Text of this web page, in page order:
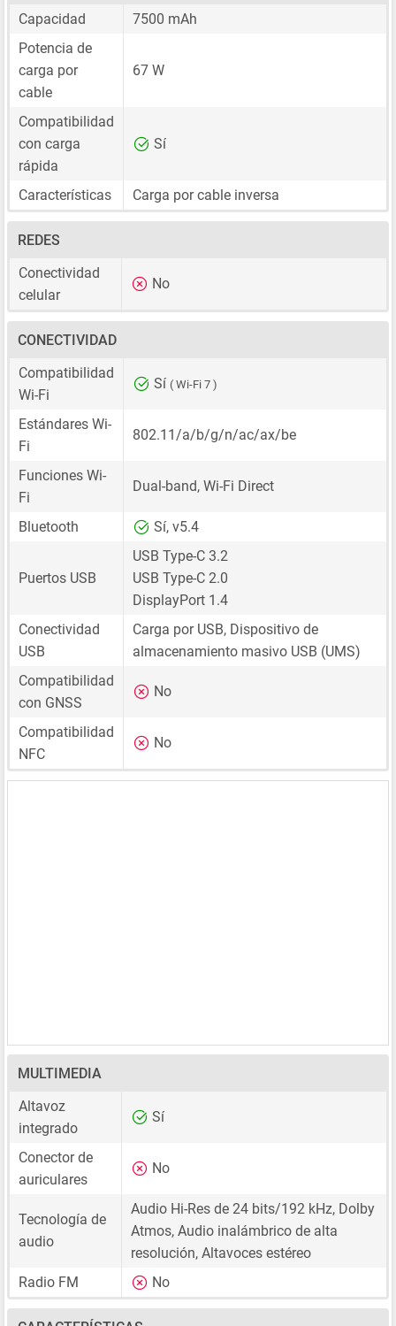
Capacidad
7500 mAh
Potencia de
carga por
cable
67 W
Compatibilidad
con carga
rápida
Sí
Características Carga por cable inversa
REDES
Conectividad
celular
No
CONECTIVIDAD
Compatibilidad
Wi-Fi
Sí ( Wi-Fi 7 )
Estándares Wi-
Fi
802.11/a/b/g/n/ac/ax/be
Funciones Wi-
Fi
Dual-band, Wi-Fi Direct
Bluetooth Sí, v5.4
Puertos USB
USB Type-C 3.2
USB Type-C 2.0
DisplayPort 1.4
Conectividad
USB
Carga por USB, Dispositivo de
almacenamiento masivo USB (UMS)
Compatibilidad
con GNSS
No
Compatibilidad
NFC
No
MULTIMEDIA
Altavoz
integrado
Sí
Conector de
auriculares
No
Tecnología de
audio
Audio Hi-Res de 24 bits/192 kHz, Dolby
Atmos, Audio inalámbrico de alta
resolución, Altavoces estéreo
Radio FM
No